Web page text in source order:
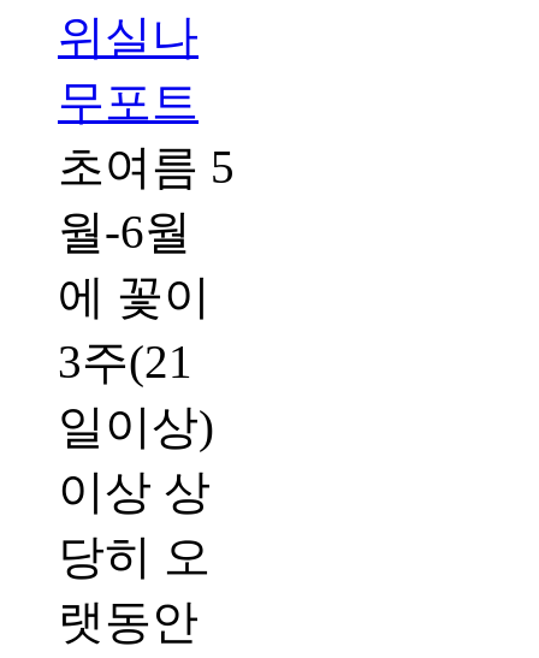
위실나
무포트
초여름 5
월-6월
에 꽃이
3주(21
일이상)
이상 상
당히 오
랫동안